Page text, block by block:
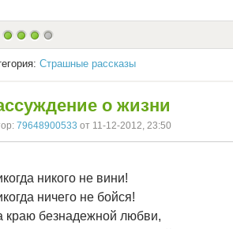
Страшные рассказы
о жизни
79648900533 от 11-12-2012, 23:50
никого не вини!
ничего не бойся!
краю безнадежной любви,